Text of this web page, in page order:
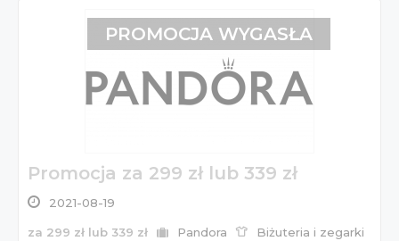
Promocja za 299 zł lub 339 zł
2021-08-19
za 299 zł lub 339 zł Pandora Biżuteria i zegarki
PROMOCJA WYGASŁA